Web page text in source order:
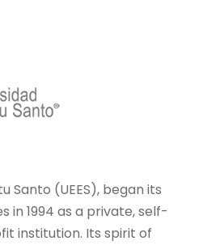
Santo (UEES), began its
in 1994 as a private, self-
institution. Its spirit of